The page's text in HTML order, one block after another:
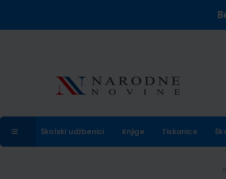
Školski udžbenici Knjige Tiskanice